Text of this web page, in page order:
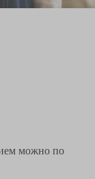
можно по